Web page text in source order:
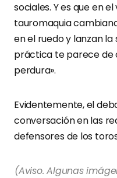
sociales. Y es que en
tauromaquia
en el ruedo y lanzan la
práctica te parece de
perdura».
Evidentemente, el
conversación en las
defensores de los
(Aviso. Algunas